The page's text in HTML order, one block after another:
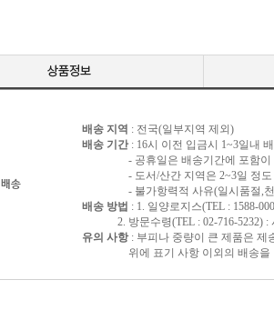
배송
배송 지역 : 전국(일부지역 제외)
배송 기간 : 16시 이전 입금시 1~3일내
- 공휴일은 배송기간에 포함이
- 도서/산간 지역은 2~3일 정도
- 불가항력적 사유(일시품절,천재
배송 방법 : 1. 일양로지스(TEL : 1588-
2. 방문수령(TEL : 02-716-5232) :
유의 사항: 부피나 중량이 큰 제품은 제
위에 표기 사항 이외의 배송을 원